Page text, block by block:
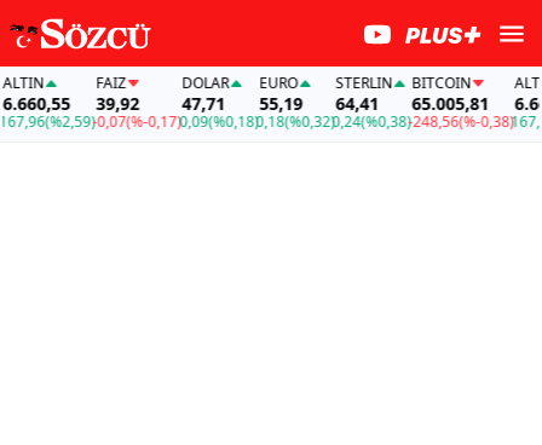
(%2,59)
FAİZ
39,92
-0,07(%-0,17)
DOLAR
47,71
0,09(%0,18)
EURO
55,19
0,18(%0,32)
STERLIN
64,41
0,24(%0,38)
BITCOIN
65.005,81
-248,56(%-0,38)
ALTIN